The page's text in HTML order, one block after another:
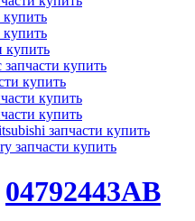
04792443AB